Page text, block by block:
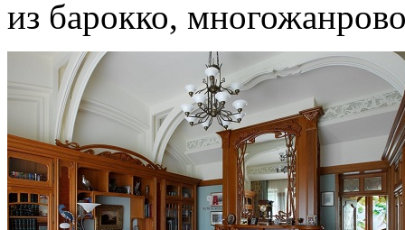
из барокко,